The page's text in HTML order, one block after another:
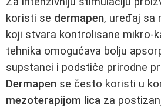
koristi se dermapen, uređaj sa
koji stvara kontrolisane mikro-
tehnika omogućava bolju
supstanci i podstiče prirodne
Dermapen se često koristi u
mezoterapijom lica za